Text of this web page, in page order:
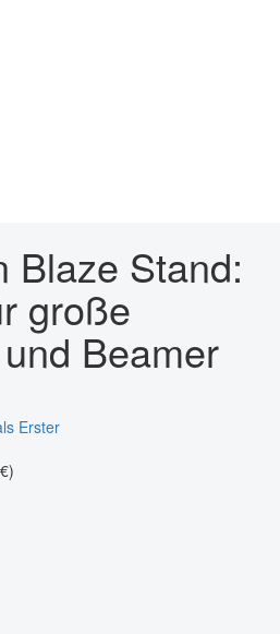
Blaze Stand:
große
Beamer
Erster